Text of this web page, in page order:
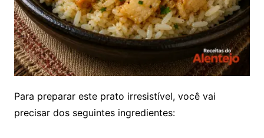
Para preparar este prato irresistível, você vai
precisar dos seguintes ingredientes: